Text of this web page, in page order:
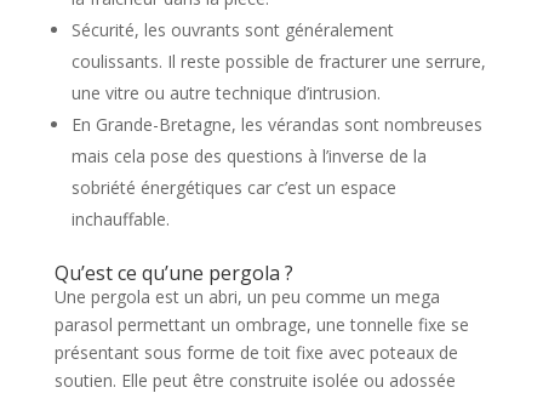
Sécurité, les ouvrants sont généralement
coulissants. Il reste possible de fracturer une serrure,
une vitre ou autre technique d’intrusion.
En Grande-Bretagne, les vérandas sont nombreuses
mais cela pose des questions à l’inverse de la
sobriété énergétiques car c’est un espace
inchauffable.
Qu’est ce qu’une pergola ?
Une pergola est un abri, un peu comme un mega
parasol permettant un ombrage, une tonnelle fixe se
présentant sous forme de toit fixe avec poteaux de
soutien. Elle peut être construite isolée ou adossée